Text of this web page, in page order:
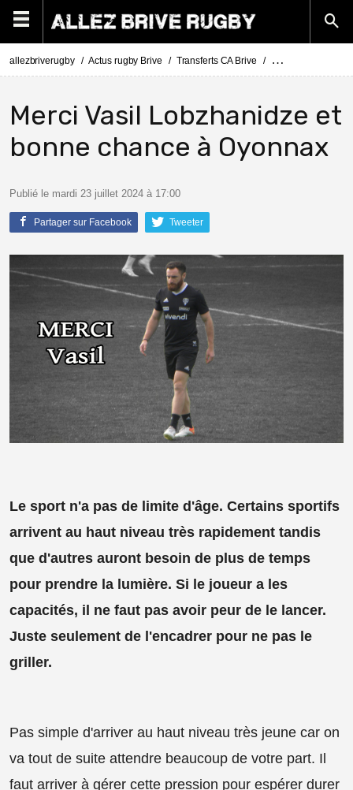
allezbriverugby Actus rugby Brive Transferts CA Brive Actus Transferts
Merci Vasil Lobzhanidze et
bonne chance à Oyonnax
Publié le mardi 23 juillet 2024 à 17:00
Partager sur Facebook Tweeter
Le sport n'a pas de limite d'âge. Certains sportifs
arrivent au haut niveau très rapidement tandis
que d'autres auront besoin de plus de temps
pour prendre la lumière. Si le joueur a les
capacités, il ne faut pas avoir peur de le lancer.
Juste seulement de l'encadrer pour ne pas le
griller.
Pas simple d'arriver au haut niveau très jeune car on
va tout de suite attendre beaucoup de votre part. Il
faut arriver à gérer cette pression pour espérer durer